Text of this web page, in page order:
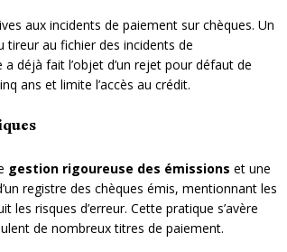
aux incidents de paiement sur chèques. Un
tireur au fichier des incidents de
déjà fait l’objet d’un rejet pour défaut de
ans et limite l’accès au crédit.
gestion rigoureuse des émissions et une
registre des chèques émis, mentionnant les
risques d’erreur. Cette pratique s’avère
de nombreux titres de paiement.